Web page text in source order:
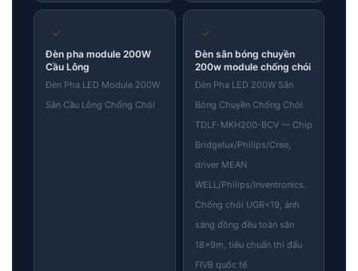
✓
Đèn pha module 200W
Cầu Lông
Đèn Pha LED Module 200W
Sân Cầu Lông Chống Chói
✓
Đèn sân bóng chuyền
200w module chống chói
Đèn Pha LED 200W Sân
Bóng Chuyền Chống Chói
TDLF-MKH200-BCV — Chip
Bridgelux/Philips/Cree,
driver MEAN
WELL/Philips/Inventronics.
Chống chói UGR<19, ánh
sáng đồng đều toàn sân
18×9m, tiêu chuẩn thi đấu
FIVB quốc tế